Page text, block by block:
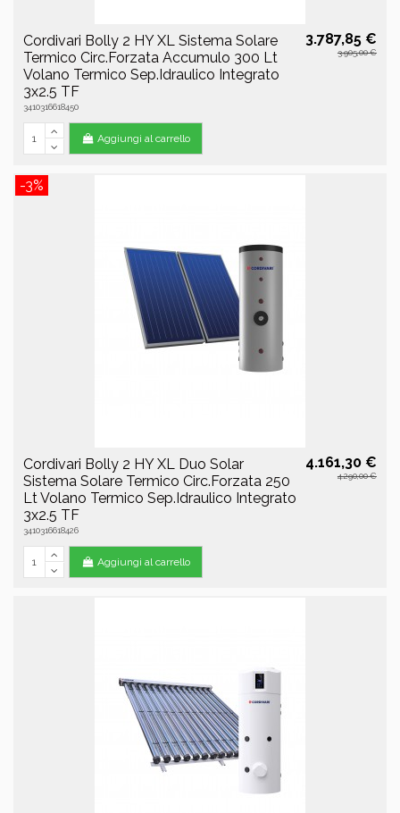
Cordivari Bolly 2 HY XL Sistema Solare
Termico Circ.Forzata Accumulo 300 Lt
Volano Termico Sep.Idraulico Integrato
3x2.5 TF
3410316618450
3.787,85 €
3.905,00 €
Aggiungi al carrello
-3%
Cordivari Bolly 2 HY XL Duo Solar
Sistema Solare Termico Circ.Forzata 250
Lt Volano Termico Sep.Idraulico Integrato
3x2.5 TF
3410316618426
4.161,30 €
4.290,00 €
Aggiungi al carrello